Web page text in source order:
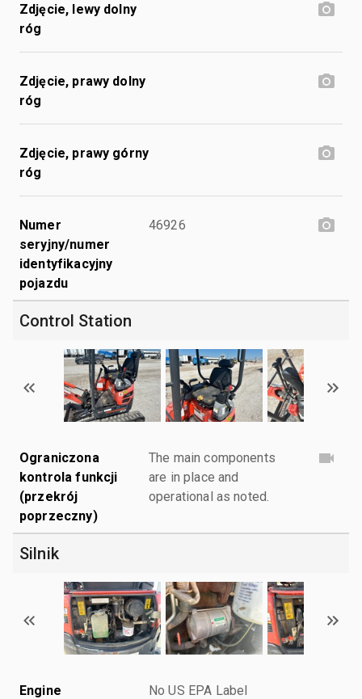
Zdjęcie, lewy dolny
róg
Zdjęcie, prawy dolny
róg
Zdjęcie, prawy górny
róg
Numer
seryjny/numer
identyfikacyjny
pojazdu
46926
Control Station
Ograniczona
kontrola funkcji
(przekrój
poprzeczny)
The main components
are in place and
operational as noted.
Silnik
Engine
No US EPA Label